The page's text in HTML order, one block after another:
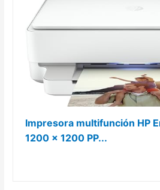
Impresora multifunción HP
1200 x 1200 PP...